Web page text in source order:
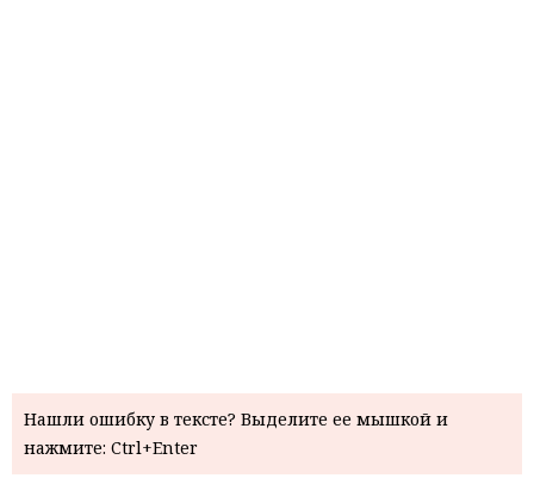
Нашли ошибку в тексте? Выделите ее мышкой и
нажмите: Ctrl+Enter